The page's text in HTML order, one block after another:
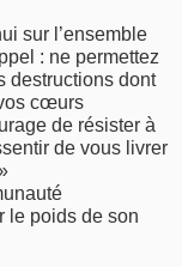
sur l’ensemble
: ne permettez
destructions dont
cœurs
de résister à
de vous livrer
le poids de son